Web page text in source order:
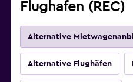
Flughafen (REC)
Alternative
Alternative Flughäfen